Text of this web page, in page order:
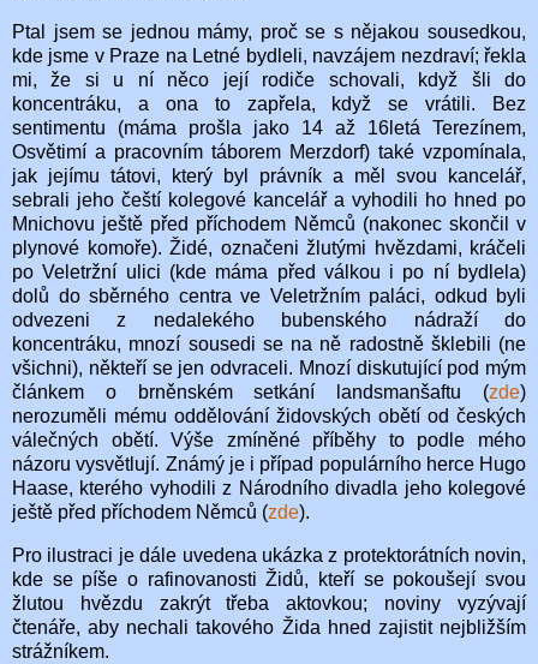
Ptal jsem se jednou mámy, proč se s nějakou sousedkou,
kde jsme v Praze na Letné bydleli, navzájem nezdraví; řekla
mi, že si u ní něco její rodiče schovali, když šli do
koncentráku, a ona to zapřela, když se vrátili. Bez
sentimentu (máma prošla jako 14 až 16letá Terezínem,
Osvětimí a pracovním táborem Merzdorf) také vzpomínala,
jak jejímu tátovi, který byl právník a měl svou kancelář,
sebrali jeho čeští kolegové kancelář a vyhodili ho hned po
Mnichovu ještě před příchodem Němců (nakonec skončil v
plynové komoře). Židé, označeni žlutými hvězdami, kráčeli
po Veletržní ulici (kde máma před válkou i po ní bydlela)
dolů do sběrného centra ve Veletržním paláci, odkud byli
odvezeni z nedalekého bubenského nádraží do
koncentráku, mnozí sousedi se na ně radostně šklebili (ne
všichni), někteří se jen odvraceli. Mnozí diskutující pod mým
článkem o brněnském setkání landsmanšaftu (zde)
nerozuměli mému oddělování židovských obětí od českých
válečných obětí. Výše zmíněné příběhy to podle mého
názoru vysvětlují. Známý je i případ populárního herce Hugo
Haase, kterého vyhodili z Národního divadla jeho kolegové
ještě před příchodem Němců (zde).
Pro ilustraci je dále uvedena ukázka z protektorátních novin,
kde se píše o rafinovanosti Židů, kteří se pokoušejí svou
žlutou hvězdu zakrýt třeba aktovkou; noviny vyzývají
čtenáře, aby nechali takového Žida hned zajistit nejbližším
strážníkem.